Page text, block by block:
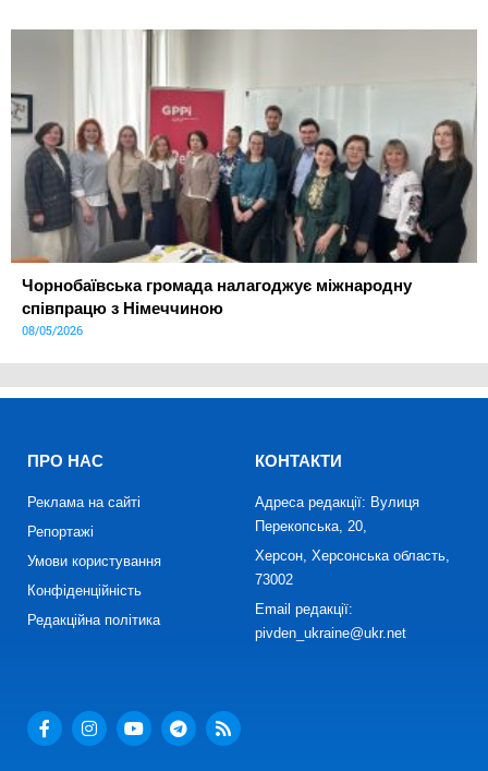
Чорнобаївська громада налагоджує міжнародну
співпрацю з Німеччиною
08/05/2026
ПРО НАС
Реклама на сайті
Репортажі
Умови користування
Конфіденційність
Редакційна політика
КОНТАКТИ
Адреса редакції: Вулиця
Перекопська, 20,
Херсон, Херсонська область,
73002
Email редакції:
pivden_ukraine@ukr.net